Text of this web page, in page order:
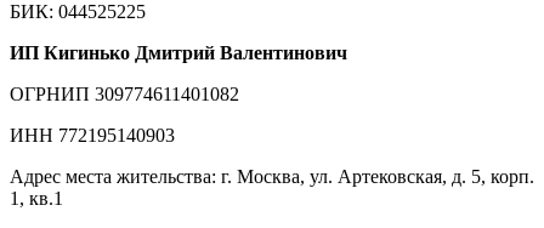
БИК: 044525225
ИП Кигинько Дмитрий Валентинович
ОГРНИП 309774611401082
ИНН 772195140903
Адрес места жительства: г. Москва, ул. Артековская, д. 5, корп.
1, кв.1